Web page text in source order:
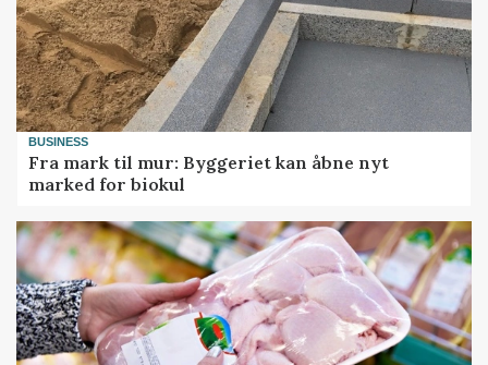
BUSINESS
Fra mark til mur: Byggeriet kan åbne nyt
marked for biokul